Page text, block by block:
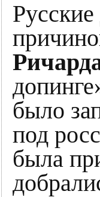
было
под
была